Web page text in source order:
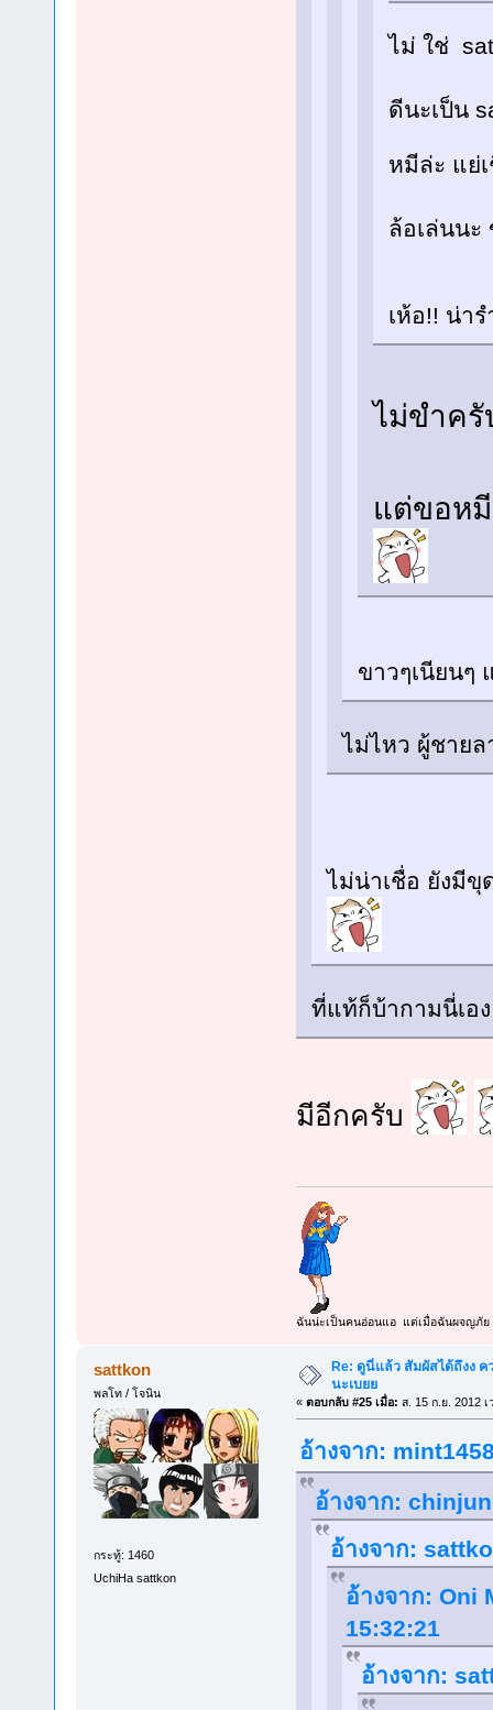
ไม่ ใช่
ดีนะเป็น
หมีล่ะ แย่
ล้อเล่นนะ
เห้อ!! น่า
ไม่ขำค
แต่ขอห
ขาวๆเนียนๆ
ไม่ไหว ผู้ชาย
ไม่น่าเชื่อ ยังมี
ที่แท้ก็บ้ากามนี่เอ
มีอีกครับ
ฉันน่ะเป็นคนอ่อนแอ แต่เมื่อฉันผจญภัย
sattkon
พลโท / โจนิน
กระทู้: 1460
UchiHa sattkon
Re: ดูนี่แล้ว สัมผัสได้ถึงง
นะเบยย
« ตอบกลับ #25 เมื่อ: ส. 15 ก.ย. 2012 เ
อ้างจาก:
อ้างจาก:
อ้างจาก:
อ้างจาก: Oni
15:32:21
อ้างจาก: